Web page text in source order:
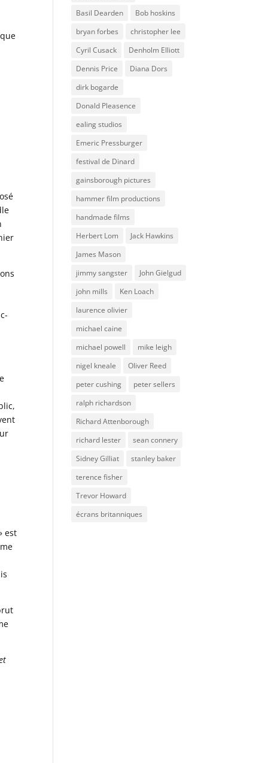
est
Basil Dearden
Bob hoskins
bryan forbes
christopher lee
Cyril Cusack
Denholm Elliott
Dennis Price
Diana Dors
dirk bogarde
Donald Pleasence
ealing studios
Emeric Pressburger
festival de Dinard
gainsborough pictures
hammer film productions
handmade films
Herbert Lom
Jack Hawkins
James Mason
jimmy sangster
John Gielgud
john mills
Ken Loach
laurence olivier
michael caine
michael powell
mike leigh
nigel kneale
Oliver Reed
peter cushing
peter sellers
ralph richardson
Richard Attenborough
richard lester
sean connery
Sidney Gilliat
stanley baker
terence fisher
Trevor Howard
écrans britanniques